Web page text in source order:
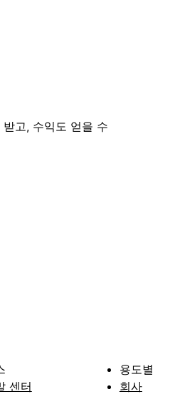
고, 수익도 얻을 수
센터
용도별
회사